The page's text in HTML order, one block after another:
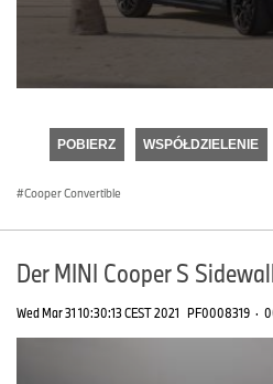
seconds
POBIERZ WSPÓŁDZIELENIE
Cooper Convertible
Der MINI Cooper S
Wed Mar 31 10:30:13 CEST 2021 PF0008319 ·